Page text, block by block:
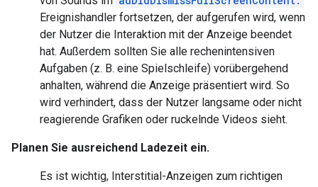
Ereignishandler fortsetzen, der aufgerufen wird, wenn
der Nutzer die Interaktion mit der Anzeige beendet
hat. Außerdem sollten Sie alle rechenintensiven
Aufgaben (z. B. eine Spielschleife) vorübergehend
anhalten, während die Anzeige präsentiert wird. So
wird verhindert, dass der Nutzer langsame oder nicht
reagierende Grafiken oder ruckelnde Videos sieht.
Planen Sie ausreichend Ladezeit ein.
Es ist wichtig, Interstitial-Anzeigen zum richtigen